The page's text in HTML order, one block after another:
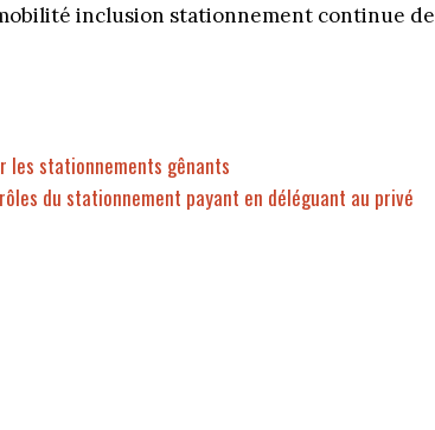
inclusion stationnement continue de
les stationnements gênants
du stationnement payant en déléguant au privé